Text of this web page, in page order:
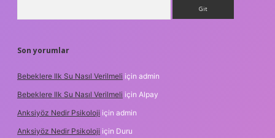
Son yorumlar
Bebeklere Ilk Su Nasıl Verilmeli için admin
Bebeklere Ilk Su Nasıl Verilmeli için Alpay
Anksiyöz Nedir Psikoloji için admin
Anksiyöz Nedir Psikoloji için Duru